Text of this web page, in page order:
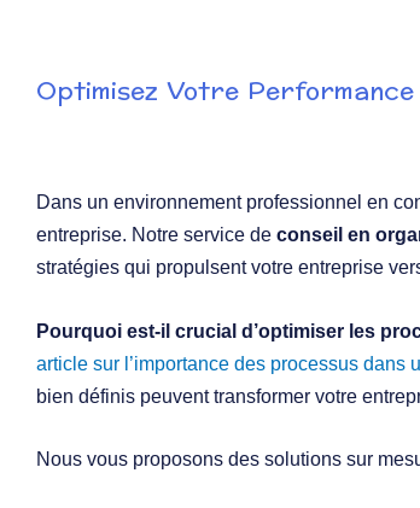
Optimisez Votre
Dans un environnement professionnel en
entreprise. Notre service de conseil en
stratégies qui propulsent votre entreprise
Pourquoi est-il crucial d’optimiser les
article sur l’importance des processus dans
bien définis peuvent transformer votre
Nous vous proposons des solutions sur